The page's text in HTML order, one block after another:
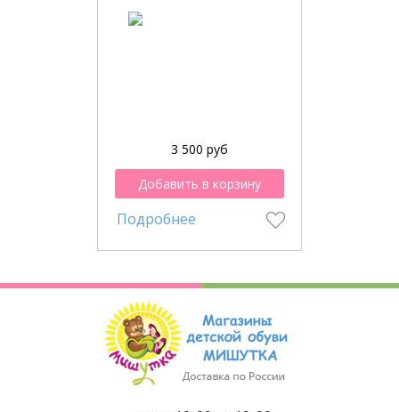
3 500 руб
Добавить в корзину
Подробнее